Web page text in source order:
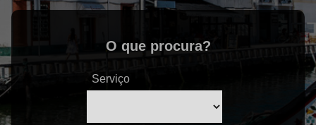
O que procura?
Serviço